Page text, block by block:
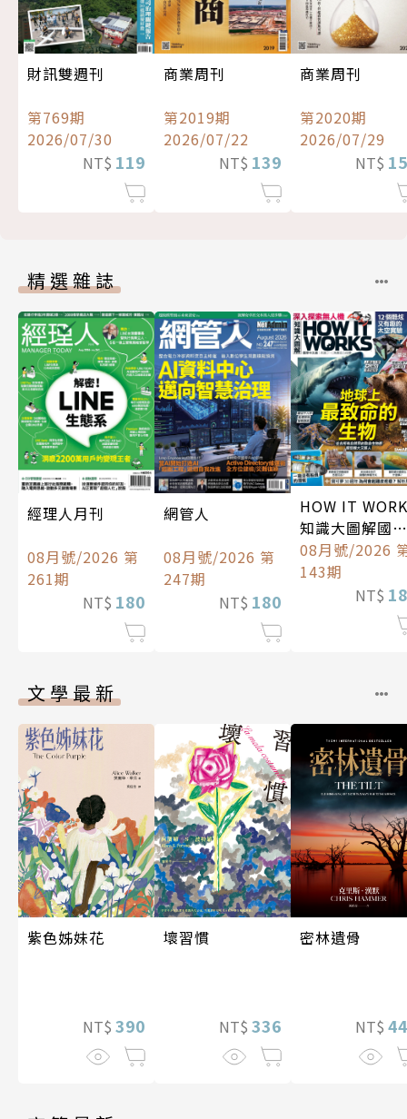
財訊雙週刊
第769期
2026/07/30
NT$ 119
商業周刊
第2019期
2026/07/22
NT$ 139
商業周刊
第2020期
2026/07/29
NT$
精選雜誌
經理人月刊
08月號/2026 第
261期
NT$ 180
網管人
08月號/2026 第
247期
NT$ 180
HOW IT
知識大圖解國際
中文版
08月號/2026
143期
NT$
文學最新
紫色姊妹花
NT$ 390
壞習慣
NT$ 336
密林遺骨
NT$